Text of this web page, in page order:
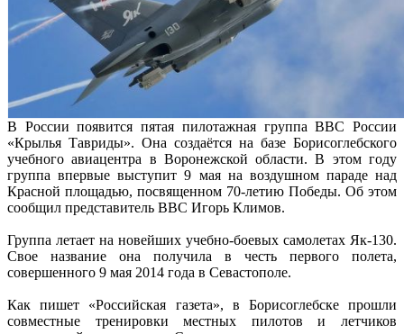
В России появится пятая пилотажная группа ВВС России
«Крылья Тавриды». Она создаётся на базе Борисоглебского
учебного авиацентра в Воронежской области. В этом году
группа впервые выступит 9 мая на воздушном параде над
Красной площадью, посвященном 70-летию Победы. Об этом
сообщил представитель ВВС Игорь Климов.
Группа летает на новейших учебно-боевых самолетах Як-130.
Свое название она получила в честь первого полета,
совершенного 9 мая 2014 года в Севастополе.
Как пишет «Российская газета», в Борисоглебске прошли
совместные тренировки местных пилотов и летчиков